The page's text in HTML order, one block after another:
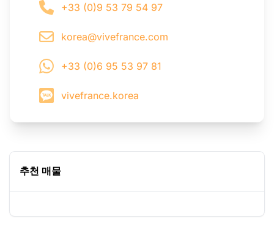
+33 (0)9 53 79 54 97
korea@vivefrance.com
+33 (0)6 95 53 97 81
vivefrance.korea
추천 매물